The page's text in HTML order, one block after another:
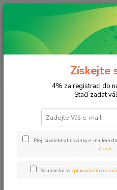
Pupava kořen
Získejte
4% za registraci do
Stačí zadat
Přeji si odebírat novinky e-mailem
údajů.
Souhlasím se zpracováním